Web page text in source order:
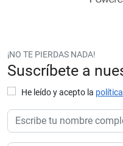
¡NO TE PIERDAS NADA!
Suscríbete a
He leído y acepto la